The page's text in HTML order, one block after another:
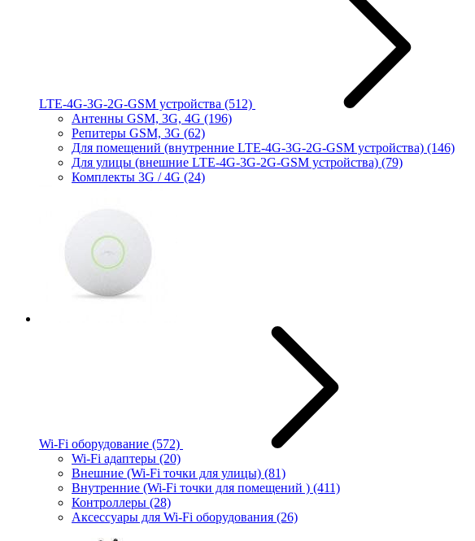
LTE-4G-3G-2G-GSM устройства (512)
Антенны GSM, 3G, 4G (196)
Репитеры GSM, 3G (62)
Для помещений (внутренние LTE-4G-3G-2G-GSM устройства) (146)
Для улицы (внешние LTE-4G-3G-2G-GSM устройства) (79)
Комплекты 3G / 4G (24)
Wi-Fi оборудование (572)
Wi-Fi адаптеры (20)
Внешние (Wi-Fi точки для улицы) (81)
Внутренние (Wi-Fi точки для помещений ) (411)
Контроллеры (28)
Аксессуары для Wi-Fi оборудования (26)